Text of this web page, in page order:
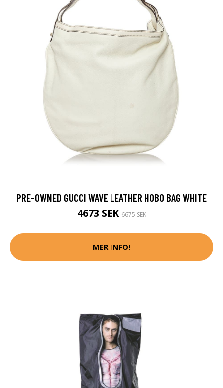
PRE-OWNED GUCCI WAVE LEATHER HOBO BAG WHITE
4673 SEK6675 SEK
MER INFO!